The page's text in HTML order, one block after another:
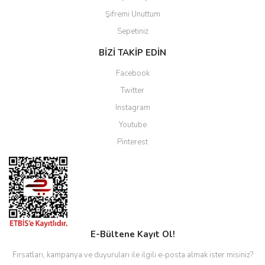
Şifremi Unuttum
Sepetiniz
BİZİ TAKİP EDİN
Facebook
Twitter
Instagram
Youtube
Pinterest
E-Bültene Kayıt Ol!
Fırsatları, kampanya ve duyuruları ile ilgili e-posta almak ister misiniz?